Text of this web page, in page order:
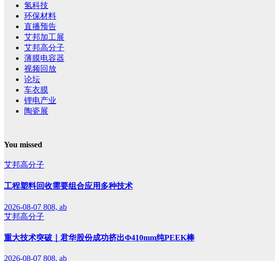
氢科技
环保材料
直播预告
艾邦加工展
艾邦高分子
薄膜电容器
视频回放
论坛
车衣膜
锂电产业
陶瓷展
You missed
艾邦高分子
工程塑料回收需要组合应用多种技术
2026-08-07 808, ab
艾邦高分子
重大技术突破｜君华股份成功挤出Φ410mm纯PEEK棒
2026-08-07 808, ab